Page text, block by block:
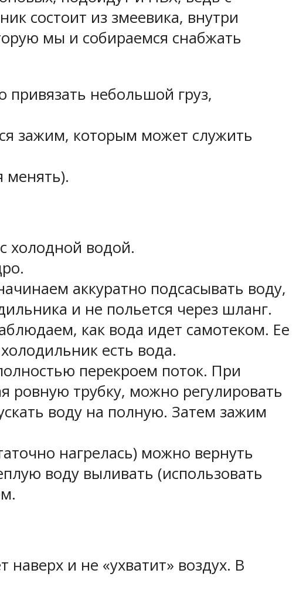
состоит из змеевика, внутри
мы и собираемся снабжать
небольшой груз,
зажим, которым может служить
менять).
холодной водой.
аккуратно подсасывать воду,
и не польется через шланг.
как вода идет самотеком. Ее
есть вода.
перекроем поток. При
ровную трубку, можно регулировать
воду на полную. Затем зажим
нагрелась) можно вернуть
воду выливать (использовать
и не «ухватит» воздух. В